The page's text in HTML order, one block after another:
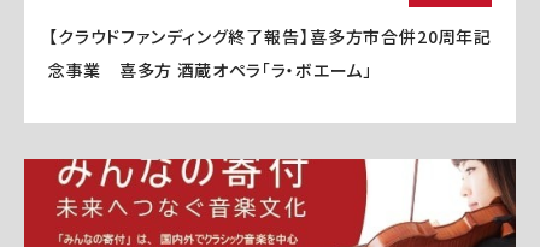
【クラウドファンディング終了報告】喜多方市合併20周年記
念事業 喜多方 酒蔵オペラ「ラ・ボエーム」